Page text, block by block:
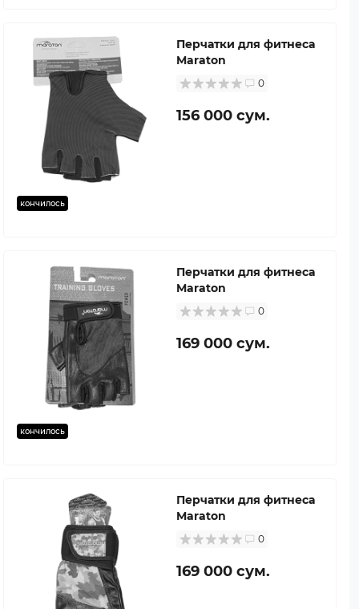
кончилось
Перчатки для фитнеса
Maraton
0
156 000 сум.
кончилось
Перчатки для фитнеса
Maraton
0
169 000 сум.
Перчатки для фитнеса
Maraton
0
169 000 сум.